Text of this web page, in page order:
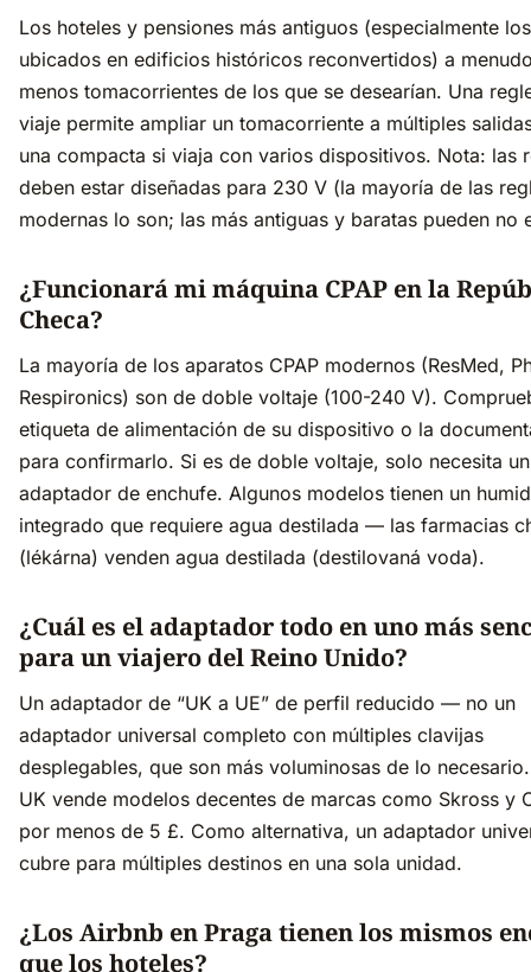
Los hoteles y pensiones más antiguos (especialmente los
ubicados en edificios históricos reconvertidos) a
menos tomacorrientes de los que se desearían. Una
viaje permite ampliar un tomacorriente a múltiples
una compacta si viaja con varios dispositivos. Nota: las
deben estar diseñadas para 230 V (la mayoría de las
modernas lo son; las más antiguas y baratas pueden no
¿Funcionará mi máquina CPAP en la
Checa?
La mayoría de los aparatos CPAP modernos (ResMed,
Respironics) son de doble voltaje (100-240 V).
etiqueta de alimentación de su dispositivo o la
para confirmarlo. Si es de doble voltaje, solo necesita un
adaptador de enchufe. Algunos modelos tienen un
integrado que requiere agua destilada — las farmacias
(lékárna) venden agua destilada (destilovaná voda).
¿Cuál es el adaptador todo en uno más
para un viajero del Reino Unido?
Un adaptador de “UK a UE” de perfil reducido — no un
adaptador universal completo con múltiples clavijas
desplegables, que son más voluminosas de lo
UK vende modelos decentes de marcas como Skross y
por menos de 5 £. Como alternativa, un adaptador
cubre para múltiples destinos en una sola unidad.
¿Los Airbnb en Praga tienen los mismos
que los hoteles?